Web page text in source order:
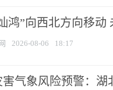
鸿”向西北方向移动
2026-08-06 18:17
气象风险预警：湖